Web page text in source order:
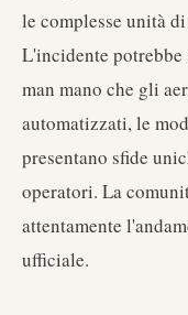
le complesse unità
L'incidente potrebbe
man mano che gli
automatizzati, le
presentano sfide
operatori. La
attentamente
ufficiale.